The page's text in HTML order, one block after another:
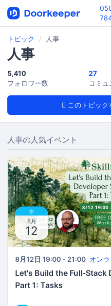
トピック 人事
人事
このトピッ
5,410
フォロワー数
27
コミ
人事の人気イベント
水
8月
12
8月12日 19:00 - 21:00 オン
Let's Build the Full-
Part 1: Tasks